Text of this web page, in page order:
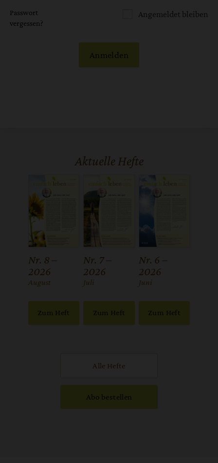
Passwort
vergessen?
Angemeldet bleiben
Anmelden
Aktuelle Hefte
Nr. 8 –
2026
:
August
Zum Heft
Nr. 7 –
2026
:
Juli
Zum Heft
Nr. 6 –
2026
:
Juni
Zum Heft
Alle Hefte
Abo bestellen